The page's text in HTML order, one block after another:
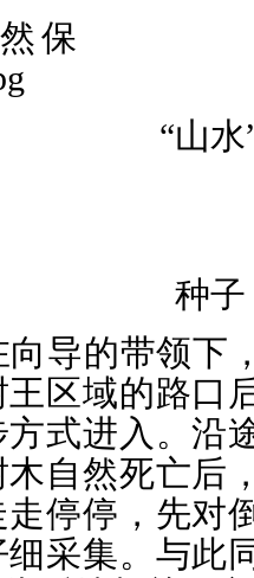
“山水
种子
向导的带领下
区域的路口
式进入。沿
自然死亡后
停停，先对
采集。与此